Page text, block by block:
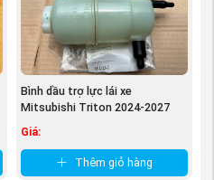
Bình dầu trợ lực lái xe
Mitsubishi Triton 2024-2027
Giá:
Thêm giỏ hàng